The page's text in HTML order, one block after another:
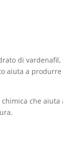
di
aiuta a produrre
che aiuta